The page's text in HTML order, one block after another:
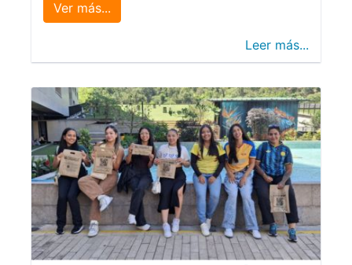
Ver más...
Leer más...